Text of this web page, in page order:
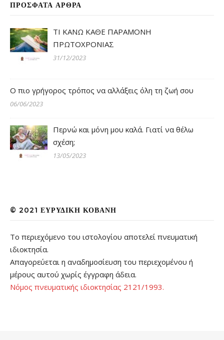
ΠΡΌΣΦΑΤΑ ΆΡΘΡΑ
ΤΙ ΚΑΝΩ ΚΑΘΕ ΠΑΡΑΜΟΝΗ
ΠΡΩΤΟΧΡΟΝΙΑΣ
31/12/2023
Ο πιο γρήγορος τρόπος να αλλάξεις όλη τη ζωή σου
06/06/2023
Περνώ και μόνη μου καλά. Γιατί να θέλω
σχέση;
13/05/2023
© 2021 ΕΥΡΥΔΊΚΗ ΚΟΒΆΝΗ
Το περιεχόμενο του ιστολογίου αποτελεί πνευματική
ιδιοκτησία.
Απαγορεύεται η αναδημοσίευση του περιεχομένου ή
μέρους αυτού χωρίς έγγραφη άδεια.
Νόμος πνευματικής ιδιοκτησίας 2121/1993.